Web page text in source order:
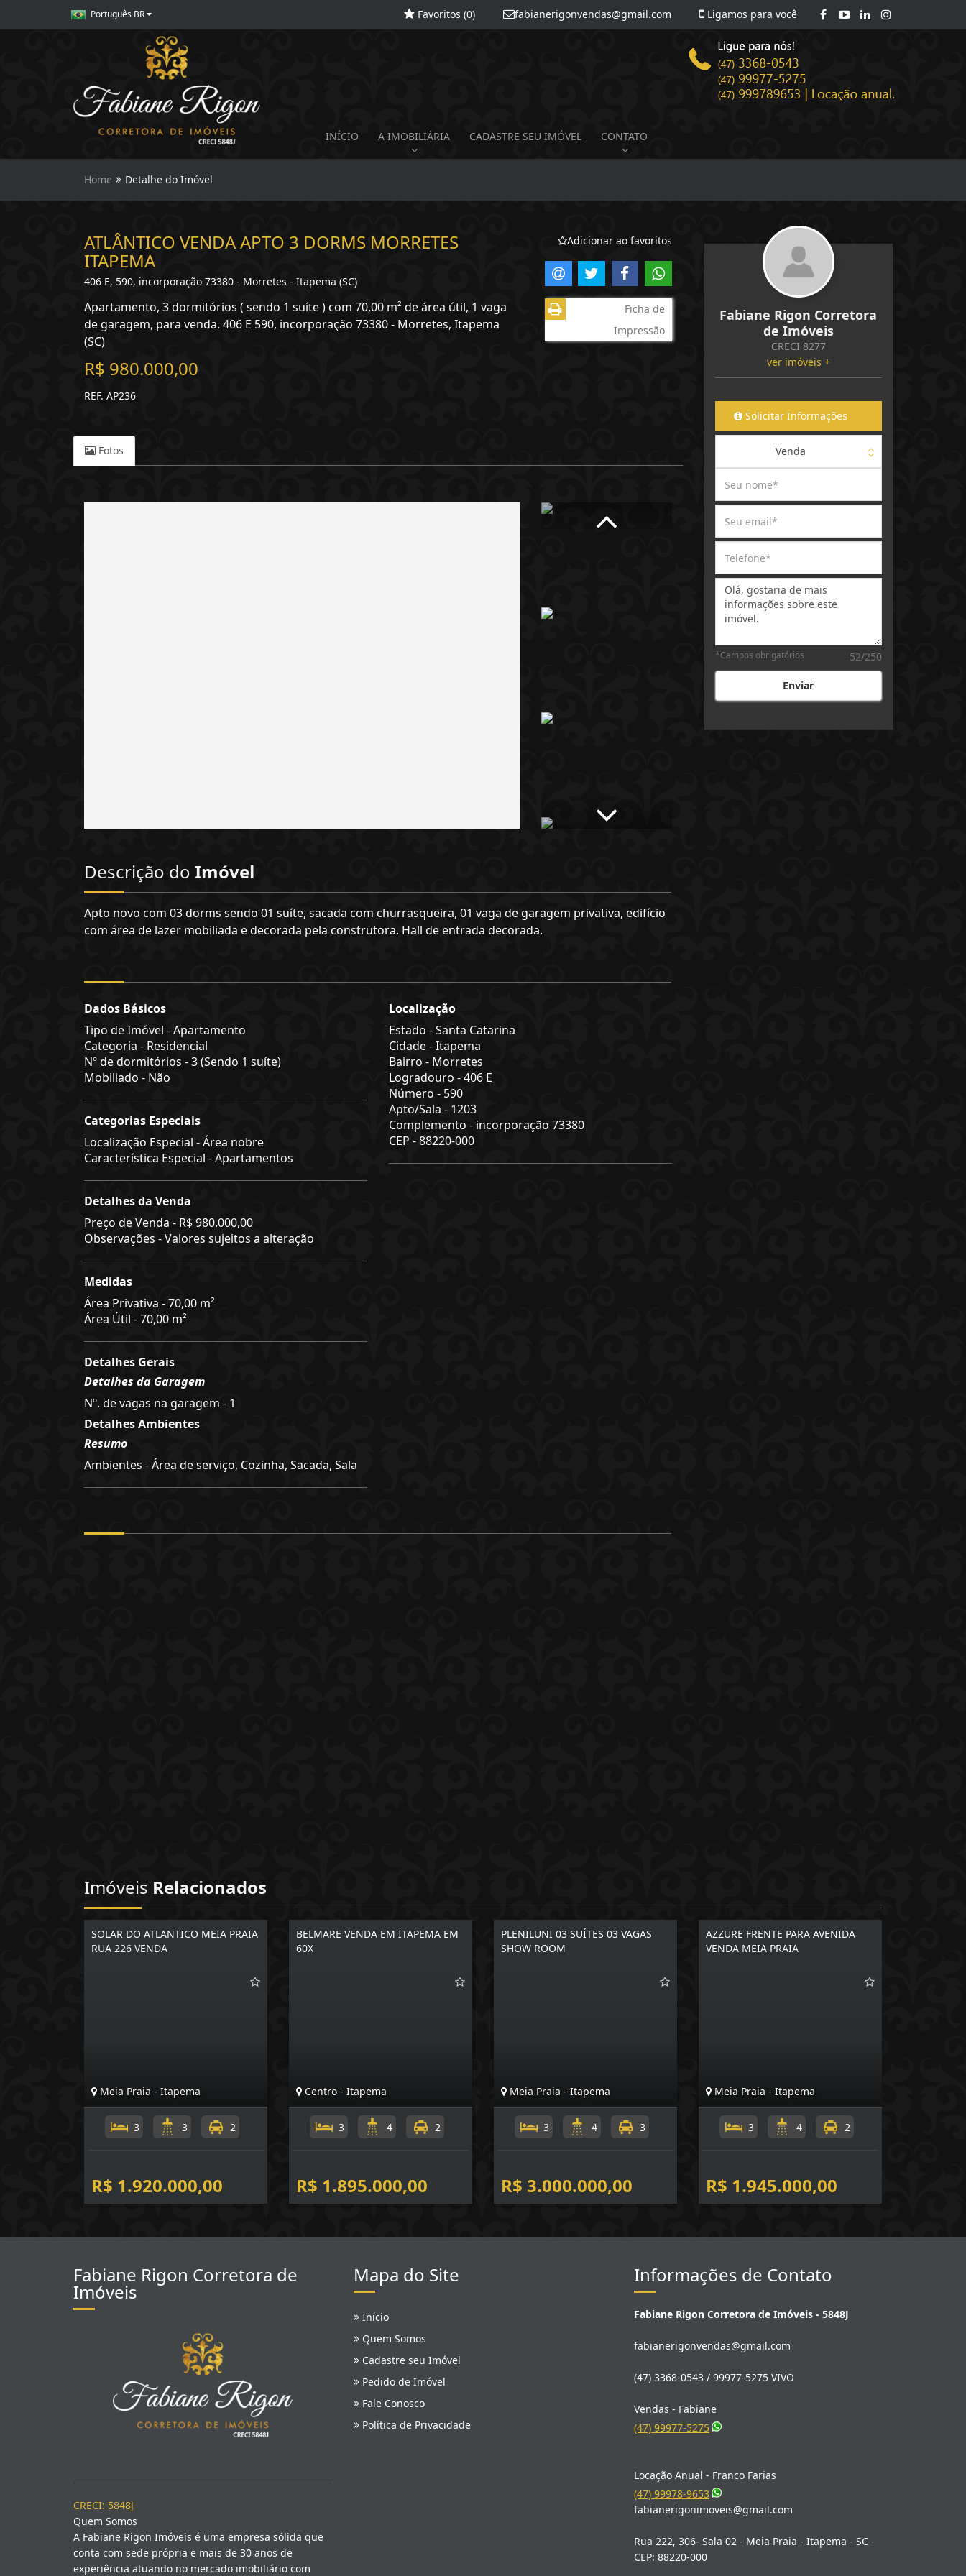
Português BR Ligamos para você
fabianerigonvendas@gmail.com
Favoritos (0)
INÍCIO A IMOBILIÁRIA CADASTRE SEU IMÓVEL CONTATO
Home Detalhe do Imóvel
ATLÂNTICO VENDA APTO 3 DORMS MORRETES
ITAPEMA
406 E, 590, incorporação 73380 - Morretes - Itapema (SC)
Apartamento, 3 dormitórios ( sendo 1 suíte ) com 70,00 m² de área útil, 1 vaga
de garagem, para venda. 406 E 590, incorporação 73380 - Morretes, Itapema
(SC)
R$ 980.000,00
REF. AP236
Adicionar ao favoritos
Ficha de
Impressão
Fotos
Descrição do Imóvel
Apto novo com 03 dorms sendo 01 suíte, sacada com churrasqueira, 01 vaga de garagem privativa, edifício
com área de lazer mobiliada e decorada pela construtora. Hall de entrada decorada.
Dados Básicos
Tipo de Imóvel - Apartamento
Categoria - Residencial
Nº de dormitórios - 3 (Sendo 1 suíte)
Mobiliado - Não
Categorias Especiais
Localização Especial - Área nobre
Característica Especial - Apartamentos
Detalhes da Venda
Preço de Venda - R$ 980.000,00
Observações - Valores sujeitos a alteração
Medidas
Área Privativa - 70,00 m²
Área Útil - 70,00 m²
Detalhes Gerais
Detalhes da Garagem
Nº. de vagas na garagem - 1
Detalhes Ambientes
Resumo
Ambientes - Área de serviço, Cozinha, Sacada, Sala
Localização
Estado -Santa Catarina
Cidade -Itapema
Bairro - Morretes
Logradouro -406 E
Número - 590
Apto/Sala - 1203
Complemento - incorporação 73380
CEP -88220-000
Fabiane Rigon Corretora
de Imóveis
CRECI 8277
ver imóveis +
Solicitar Informações
Venda
Mensagem:
52/250
*Campos obrigatórios
Enviar
Imóveis Relacionados
SOLAR DO ATLANTICO MEIA PRAIA
RUA 226 VENDA
Meia Praia - Itapema
3 3 2
R$ 1.920.000,00
BELMARE VENDA EM ITAPEMA EM
60X
Centro - Itapema
3 4 2
R$ 1.895.000,00
PLENILUNI 03 SUÍTES 03 VAGAS
SHOW ROOM
Meia Praia - Itapema
3 4 3
R$ 3.000.000,00
AZZURE FRENTE PARA AVENIDA
VENDA MEIA PRAIA
Meia Praia - Itapema
3 4 2
R$ 1.945.000,00
Fabiane Rigon Corretora de
Imóveis
CRECI: 5848J
Quem Somos
A Fabiane Rigon Imóveis é uma empresa sólida que
conta com sede própria e mais de 30 anos de
experiência atuando no mercado imobiliário com
Mapa do Site
Início
Quem Somos
Cadastre seu Imóvel
Pedido de Imóvel
Fale Conosco
Política de Privacidade
Informações de Contato
Fabiane Rigon Corretora de Imóveis - 5848J
fabianerigonvendas@gmail.com
(47) 3368-0543 / 99977-5275 VIVO
Vendas - Fabiane
(47) 99977-5275
Locação Anual - Franco Farias
(47) 99978-9653
fabianerigonimoveis@gmail.com
Rua 222, 306- Sala 02 - Meia Praia - Itapema - SC -
CEP: 88220-000